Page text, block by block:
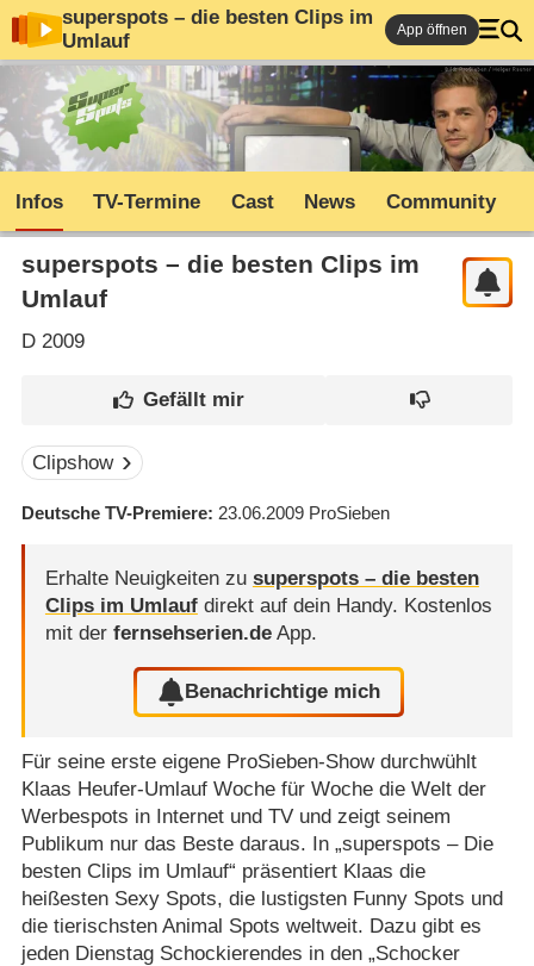
superspots – die besten Clips im
Umlauf
App öffnen
Infos TV-Termine Cast News Community
superspots – die besten Clips im
Umlauf
D2009
Clipshow
Deutsche TV-Premiere 23.06.2009 ProSieben
Erhalte Neuigkeiten zu superspots – die besten
Clips im Umlaufdirekt auf dein Handy. Kostenlos
mit der fernsehserien.deApp.
Benachrichtige mich
Für seine erste eigene ProSieben-Show durchwühlt
Klaas Heufer-Umlauf Woche für Woche die Welt der
Werbespots in Internet und TV und zeigt seinem
Publikum nur das Beste daraus. In „superspots – Die
besten Clips im Umlauf“ präsentiert Klaas die
heißesten Sexy Spots, die lustigsten Funny Spots und
die tierischsten Animal Spots weltweit. Dazu gibt es
jeden Dienstag Schockierendes in den „Schocker